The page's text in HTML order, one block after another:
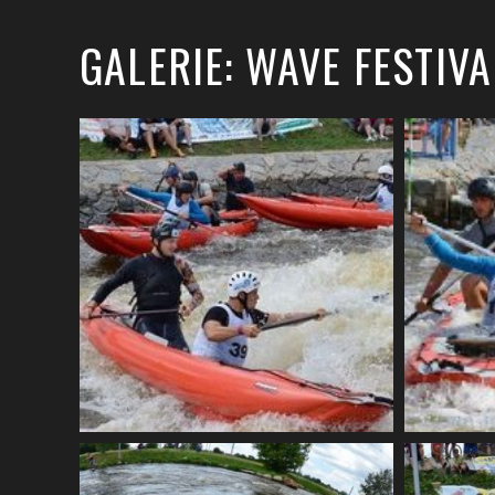
GALERIE: WAVE